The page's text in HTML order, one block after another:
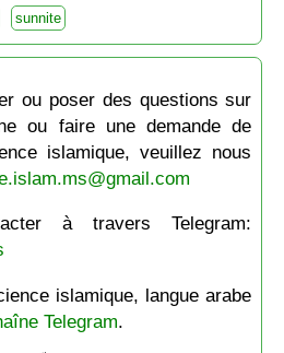
sunnite
ou poser des questions sur
ou faire une demande de
islamique, veuillez nous
à travers Telegram:
islamique, langue arabe
Telegram.